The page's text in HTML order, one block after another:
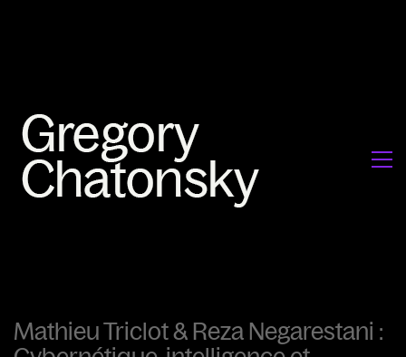
Mathieu Triclot & Reza Negarestani :